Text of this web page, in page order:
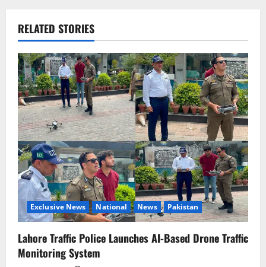
a
v
i
g
a
t
i
o
n
RELATED STORIES
Exclusive News National News Pakistan
Lahore Traffic Police Launches AI-Based Drone Traffic
Monitoring System